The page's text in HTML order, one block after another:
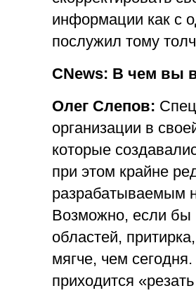
информации как с
послужил тому
CNews: В чем вы
Олег Слепов:
организации в
которые
при этом крайне
разрабатываемым
Возможно, если бы
областей,
мягче, чем
приходится